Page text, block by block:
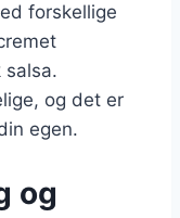
forskellige
salsa.
og det er
egen.
og